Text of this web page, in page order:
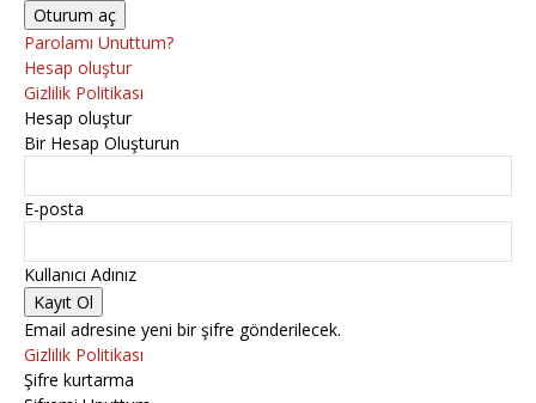
Parolamı Unuttum?
Hesap oluştur
Gizlilik Politikası
Hesap oluştur
Bir Hesap Oluşturun
E-posta
Kullanıcı Adınız
Email adresine yeni bir şifre gönderilecek.
Gizlilik Politikası
Şifre kurtarma